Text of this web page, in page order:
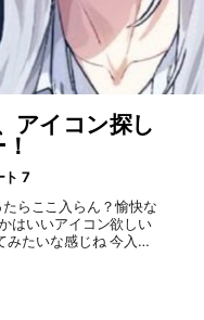
アイコン探し
ト 7
らここ入らん？愉快な
いな感じね 今入っ